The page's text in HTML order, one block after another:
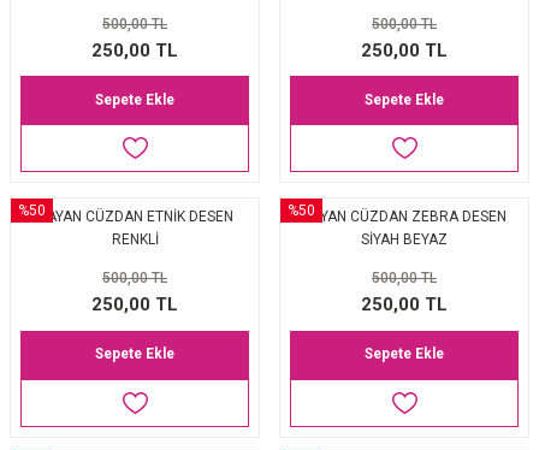
500,00 TL
250,00 TL
Sepete Ekle
500,00 TL
250,00 TL
Sepete Ekle
%50BAYAN CÜZDAN ETNİK DESEN
RENKLİ
500,00 TL
250,00 TL
Sepete Ekle
%50BAYAN CÜZDAN ZEBRA DESEN
SİYAH BEYAZ
500,00 TL
250,00 TL
Sepete Ekle